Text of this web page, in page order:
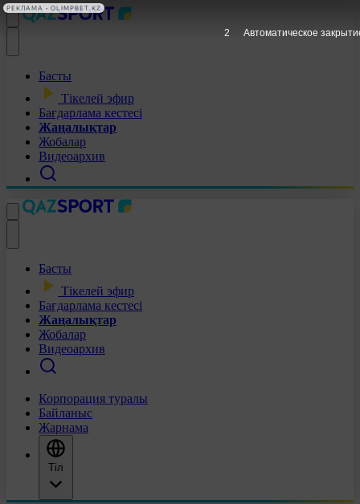
Басты
Тікелей эфир
Бағдарлама кестесі
Жаңалықтар
Жобалар
Видеоархив
Басты
Тікелей эфир
Бағдарлама кестесі
Жаңалықтар
Жобалар
Видеоархив
Корпорация туралы
Байланыс
Жарнама
Тіл
1 Автоматическое
РЕКЛАМА • OLIMPBET.KZ